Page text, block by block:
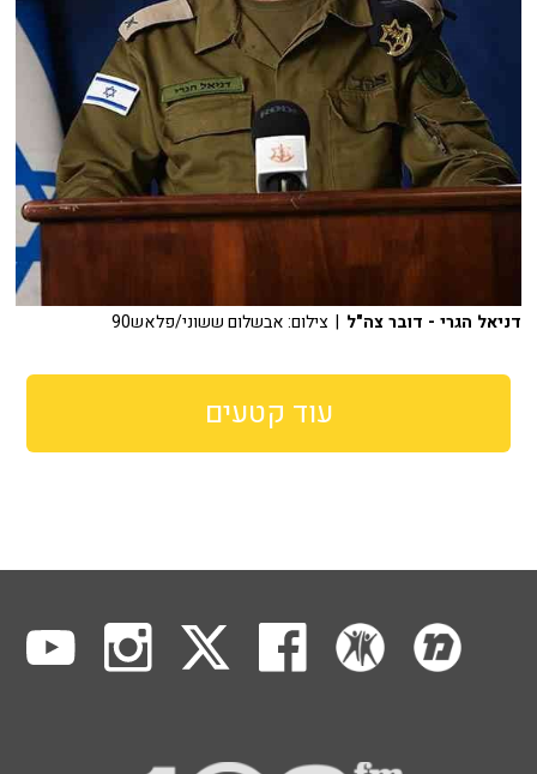
דניאל הגרי - דובר צה"ל | צילום: אבשלום ששוני/פלאש90
עוד קטעים